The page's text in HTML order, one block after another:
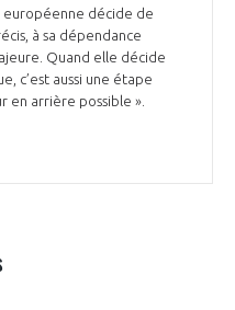
européenne décide de
à sa dépendance
Quand elle décide
c’est aussi une étape
en arrière possible ».